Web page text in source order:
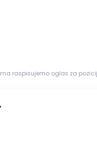
raspisujemo oglas za